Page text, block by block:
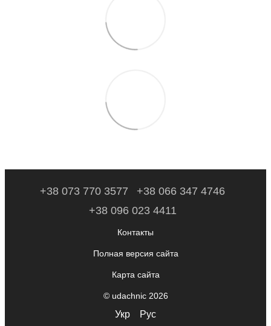
+38 073 770 3577
+38 066 347 4746
+38 096 023 4411
Контакты
Полная версия сайта
Карта сайта
© udachnic 2026
Укр Рус